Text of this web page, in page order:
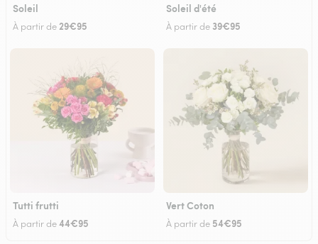
Soleil
À partir de29€95
Soleil d'été
À partir de 39€95
Tutti frutti
À partir de44€95
Vert Coton
À partir de 54€95